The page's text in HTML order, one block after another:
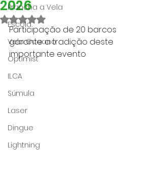
Prancha a Vela
Escola
Vela Oceano
Optimist
ILCA
Súmula
Laser
Dingue
Lightning
2026
Avaliado com NaN de 5 estrelas.
Participação de 20 barcos
garante a tradição deste
importante evento